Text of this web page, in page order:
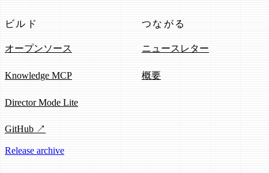
ビルド
オープンソース
Knowledge MCP
Director Mode Lite
GitHub ↗
つながる
ニュースレター
概要
Release archive